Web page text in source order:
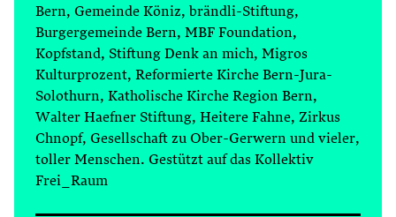
Bern, Gemeinde Köniz, brändli-Stiftung,
Burgergemeinde Bern, MBF Foundation,
Kopfstand, Stiftung Denk an mich, Migros
Kulturprozent, Reformierte Kirche Bern-Jura-
Solothurn, Katholische Kirche Region Bern,
Walter Haefner Stiftung, Heitere Fahne, Zirkus
Chnopf, Gesellschaft zu Ober-Gerwern und vieler,
toller Menschen. Gestützt auf das Kollektiv
Frei_Raum